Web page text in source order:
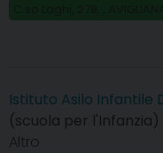
Istituto Asilo Infantile
(scuola per l'Infanzia)
Altro